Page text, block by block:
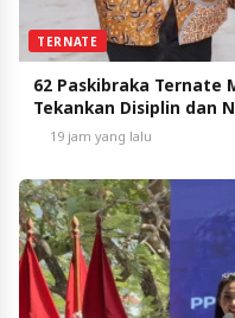
TERNATE
62 Paskibraka Ternate
Tekankan Disiplin dan
19 jam yang lalu